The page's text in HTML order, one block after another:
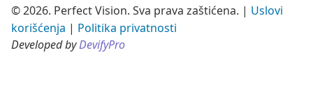
© 2026. Perfect Vision. Sva prava zaštićena. | Uslovi
korišćenja | Politika privatnosti
Developed byDevifyPro